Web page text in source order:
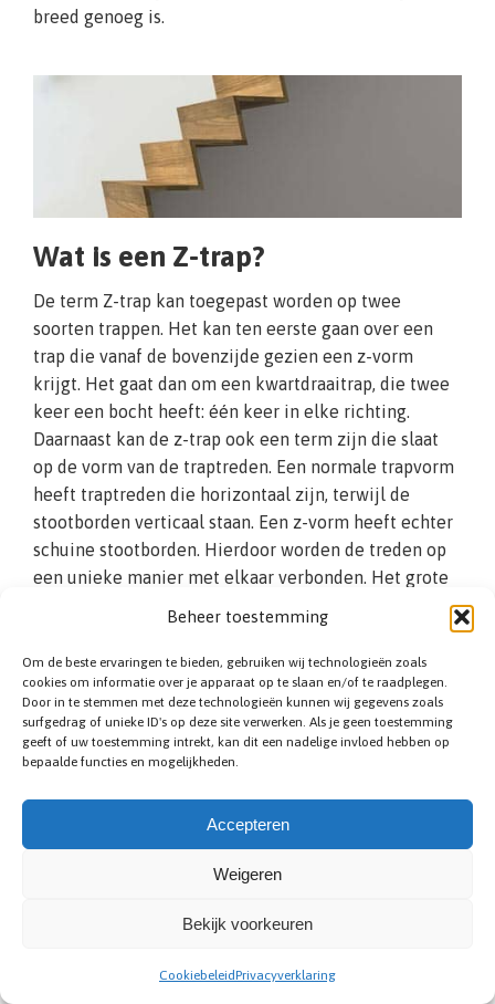
Beheer toestemming
Om de beste ervaringen te bieden, gebruiken wij technologieën zoals
cookies om informatie over je apparaat op te slaan en/of te raadplegen.
Door in te stemmen met deze technologieën kunnen wij gegevens zoals
surfgedrag of unieke ID's op deze site verwerken. Als je geen toestemming
geeft of uw toestemming intrekt, kan dit een nadelige invloed hebben op
bepaalde functies en mogelijkheden.
Accepteren
Weigeren
Bekijk voorkeuren
CookiebeleidPrivacyverklaring
breed genoeg is.
Wat is een Z-trap?
De term Z-trap kan toegepast worden op twee
soorten trappen. Het kan ten eerste gaan over een
trap die vanaf de bovenzijde gezien een z-vorm
krijgt. Het gaat dan om een kwartdraaitrap, die twee
keer een bocht heeft: één keer in elke richting.
Daarnaast kan de z-trap ook een term zijn die slaat
op de vorm van de traptreden. Een normale trapvorm
heeft traptreden die horizontaal zijn, terwijl de
stootborden verticaal staan. Een z-vorm heeft echter
schuine stootborden. Hierdoor worden de treden op
een unieke manier met elkaar verbonden. Het grote
Zoldertrap plaatsen
Hebt u een zolder bij uw woning in Ternat, en kunt u
om te kijken naar diverse zoldertrappen. Een